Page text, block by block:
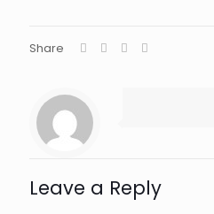
Share
Leave a Reply